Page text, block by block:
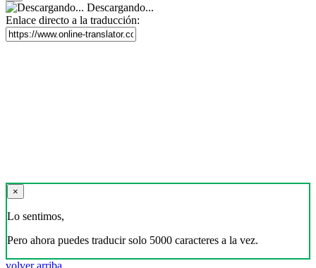
Descargando...
Enlace directo a la traducción:
×
Lo sentimos,
Pero ahora puedes traducir solo 5000 caracteres a la vez.
volver arriba